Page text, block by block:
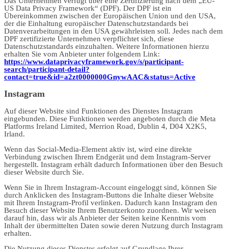
US Data Privacy Framework“ (DPF). Der DPF ist ein
Übereinkommen zwischen der Europäischen Union und den USA,
der die Einhaltung europäischer Datenschutzstandards bei
Datenverarbeitungen in den USA gewährleisten soll. Jedes nach dem
DPF zertifizierte Unternehmen verpflichtet sich, diese
Datenschutzstandards einzuhalten. Weitere Informationen hierzu
erhalten Sie vom Anbieter unter folgendem Link:
https://www.dataprivacyframework.gov/s/participant-
search/participant-detail?
contact=true&id=a2zt0000000GnywAAC&status=Active
Instagram
Auf dieser Website sind Funktionen des Dienstes Instagram
eingebunden. Diese Funktionen werden angeboten durch die Meta
Platforms Ireland Limited, Merrion Road, Dublin 4, D04 X2K5,
Irland.
Wenn das Social-Media-Element aktiv ist, wird eine direkte
Verbindung zwischen Ihrem Endgerät und dem Instagram-Server
hergestellt. Instagram erhält dadurch Informationen über den Besuch
dieser Website durch Sie.
Wenn Sie in Ihrem Instagram-Account eingeloggt sind, können Sie
durch Anklicken des Instagram-Buttons die Inhalte dieser Website
mit Ihrem Instagram-Profil verlinken. Dadurch kann Instagram den
Besuch dieser Website Ihrem Benutzerkonto zuordnen. Wir weisen
darauf hin, dass wir als Anbieter der Seiten keine Kenntnis vom
Inhalt der übermittelten Daten sowie deren Nutzung durch Instagram
erhalten.